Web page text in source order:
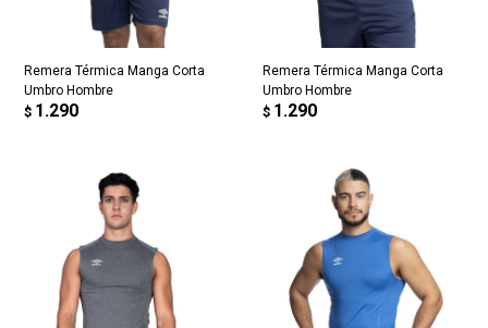
Remera Térmica Manga Corta
Umbro Hombre
$ 1.290
Remera Térmica Manga Corta
Umbro Hombre
$ 1.290